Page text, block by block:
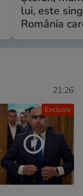
lui, este
România
Exclusiv
21:26